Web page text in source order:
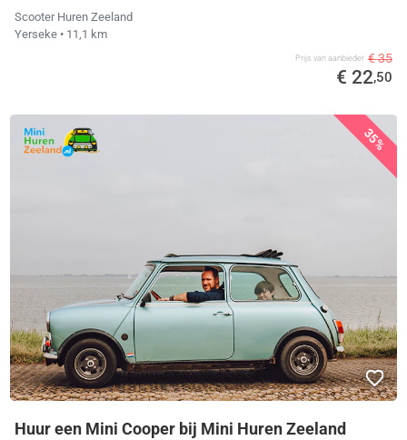
Scooter Huren Zeeland
Yerseke • 11,1 km
Prijs van aanbieder € 35
€ 22,50
35%
Huur een Mini Cooper bij Mini Huren Zeeland